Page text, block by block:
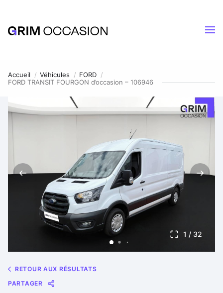
Accueil Véhicules
FORD
FORD TRANSIT FOURGON d’occasion – 106946
1 / 32
RETOUR AUX RÉSULTATS
PARTAGER